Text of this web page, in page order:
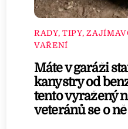
RADY, TIPY,
VAŘENÍ
Máte v garáži
kanystry od
tento vyražený
veteránů se o